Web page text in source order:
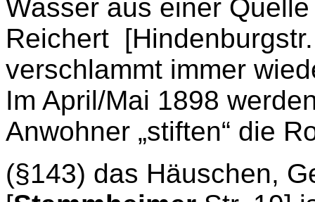
Wasser aus einer
Reichert
verschlammt immer
Im April/Mai 1898
Anwohner „stiften“ die
(§143) das Häuschen,